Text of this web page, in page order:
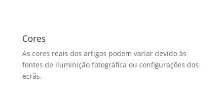
Cores
As cores reais dos artigos podem variar devido às
fontes de iluminição fotográfica ou configurações dos
ecrãs.